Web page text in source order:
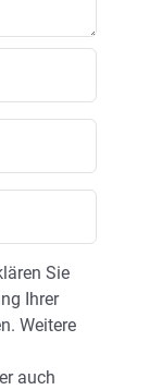
Sie
Ihrer
Weitere
auch